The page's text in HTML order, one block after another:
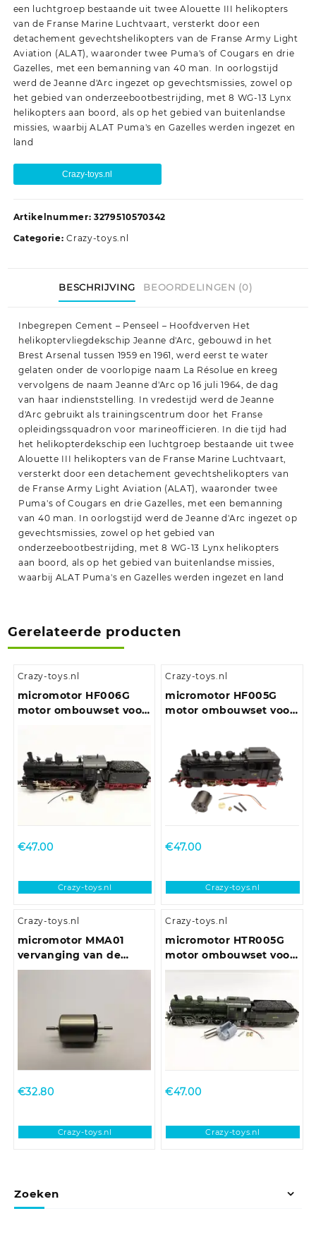
een luchtgroep bestaande uit twee Alouette III helikopters
van de Franse Marine Luchtvaart, versterkt door een
detachement gevechtshelikopters van de Franse Army Light
Aviation (ALAT), waaronder twee Puma's of Cougars en drie
Gazelles, met een bemanning van 40 man. In oorlogstijd
werd de Jeanne d'Arc ingezet op gevechtsmissies, zowel op
het gebied van onderzeebootbestrijding, met 8 WG-13 Lynx
helikopters aan boord, als op het gebied van buitenlandse
missies, waarbij ALAT Puma's en Gazelles werden ingezet en
land
Crazy-toys.nl
Artikelnummer: 3279510570342
Categorie:Crazy-toys.nl
BESCHRIJVING BEOORDELINGEN (0)
Inbegrepen Cement – Penseel – Hoofdverven Het
helikoptervliegdekschip Jeanne d'Arc, gebouwd in het
Brest Arsenal tussen 1959 en 1961, werd eerst te water
gelaten onder de voorlopige naam La Résolue en kreeg
vervolgens de naam Jeanne d'Arc op 16 juli 1964, de dag
van haar indienststelling. In vredestijd werd de Jeanne
d'Arc gebruikt als trainingscentrum door het Franse
opleidingssquadron voor marineofficieren. In die tijd had
het helikopterdekschip een luchtgroep bestaande uit twee
Alouette III helikopters van de Franse Marine Luchtvaart,
versterkt door een detachement gevechtshelikopters van
de Franse Army Light Aviation (ALAT), waaronder twee
Puma's of Cougars en drie Gazelles, met een bemanning
van 40 man. In oorlogstijd werd de Jeanne d'Arc ingezet op
gevechtsmissies, zowel op het gebied van
onderzeebootbestrijding, met 8 WG-13 Lynx helikopters
aan boord, als op het gebied van buitenlandse missies,
waarbij ALAT Puma's en Gazelles werden ingezet en land
Gerelateerde producten
Crazy-toys.nl
micromotor HF006G
motor ombouwset voor
€47.00
Crazy-toys.nl
Crazy-toys.nl
micromotor HF005G
motor ombouwset voor
€47.00
Crazy-toys.nl
Crazy-toys.nl
micromotor MMA01
vervanging van de
ronde Mashima 1620
€32.80
Crazy-toys.nl
Crazy-toys.nl
micromotor HTR005G
motor ombouwset voor
Trix DB BR 38, DR BR
€47.00
Crazy-toys.nl
Zoeken